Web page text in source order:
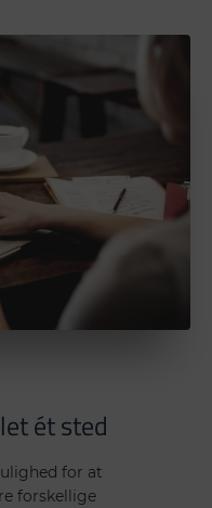
ét sted
for at
forskellige